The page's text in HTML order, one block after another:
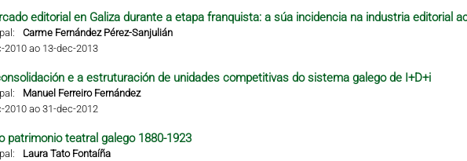
editorial en Galiza durante a etapa franquista: a súa incidencia na industria editorial
Carme Fernández Pérez-Sanjulián
2010 ao 13-dec-2013
e a estruturación de unidades competitivas do sistema galego de I+D+i
Manuel Ferreiro Fernández
2010 ao 31-dec-2012
patrimonio teatral galego 1880-1923
Laura Tato Fontaíña